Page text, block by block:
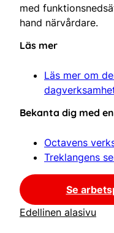
med
hand närvårdare.
Läs mer
Läs mer om
Bekanta dig med
Octavens
Treklangens
Se
Edellinen alasivu